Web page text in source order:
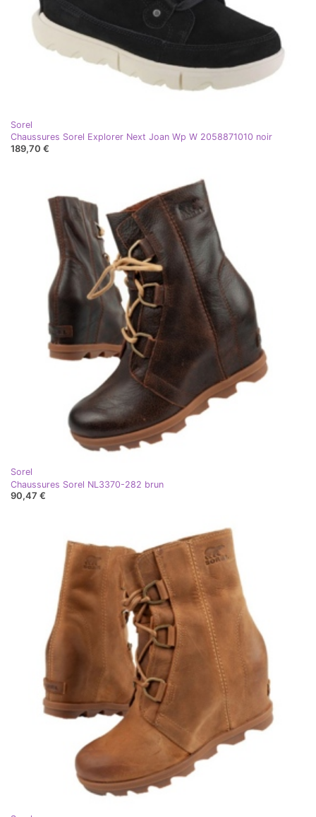
Sorel
Chaussures Sorel Explorer Next Joan Wp W 2058871010 noir
189,70 €
Sorel
Chaussures Sorel NL3370-282 brun
90,47 €